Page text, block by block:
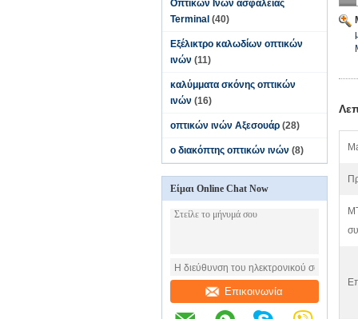
Οπτικών Ινών ασφαλείας
Terminal (40)
Εξέλικτρο καλωδίων οπτικών
ινών (11)
καλύμματα σκόνης οπτικών
ινών (16)
οπτικών ινών Αξεσουάρ (28)
ο διακόπτης οπτικών ινών (8)
Είμαι Online Chat Now
Επικοινωνία